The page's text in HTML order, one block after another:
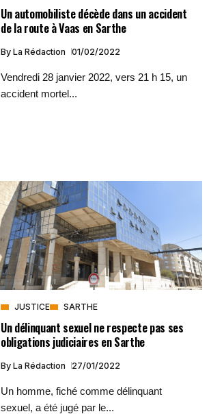
Un automobiliste décède dans un accident
de la route à Vaas en Sarthe
By La Rédaction 01/02/2022
Vendredi 28 janvier 2022, vers 21 h 15, un
accident mortel...
JUSTICE SARTHE
Un délinquant sexuel ne respecte pas ses
obligations judiciaires en Sarthe
By La Rédaction 27/01/2022
Un homme, fiché comme délinquant
sexuel, a été jugé par le...